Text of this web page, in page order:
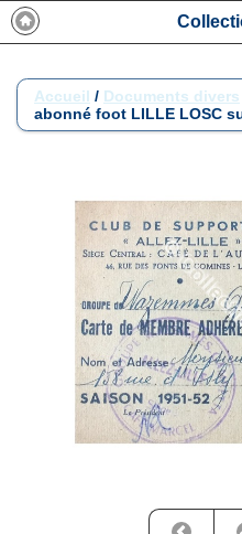
Accueil / Documents divers
abonné foot LILLE LOSC